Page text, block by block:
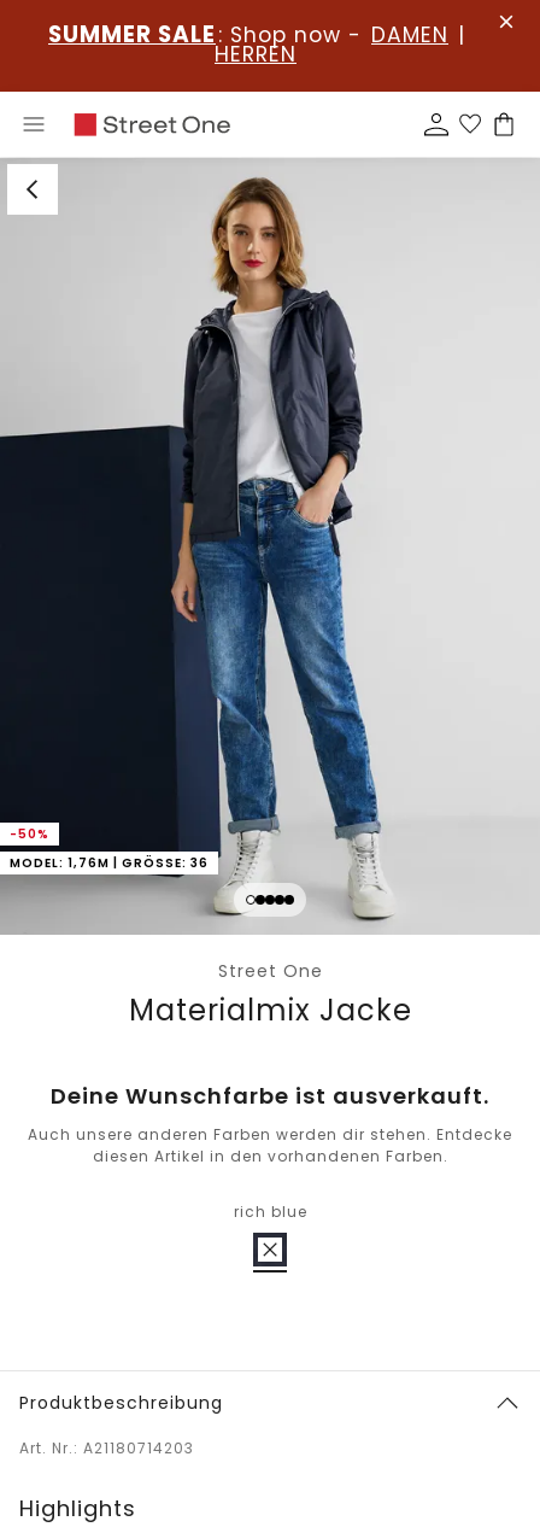
SUMMER SALE : Shop now - DAMEN |
HERREN
-50%
MODEL: 1,76M | GRÖSSE: 36
Street One
Materialmix Jacke
Deine Wunschfarbe ist ausverkauft.
Auch unsere anderen Farben werden dir stehen. Entdecke
diesen Artikel in den vorhandenen Farben.
rich blue
Produktbeschreibung
Art. Nr.: A21180714203
Highlights